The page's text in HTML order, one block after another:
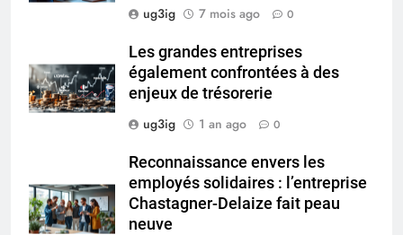
ug3ig
7 mois ago 0
Les grandes entreprises
également confrontées à des
enjeux de trésorerie
ug3ig
1 an ago 0
Reconnaissance envers les
employés solidaires : l’entreprise
Chastagner-Delaize fait peau
neuve